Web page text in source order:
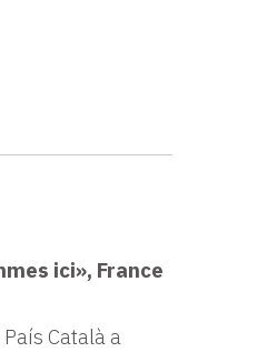
ici», France
Català a